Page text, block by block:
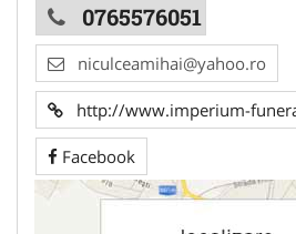
0765576051
niculceamihai@yahoo.ro
http://www.imperium-
Facebook